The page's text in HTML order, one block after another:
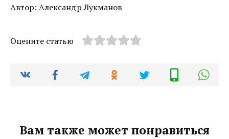
Автор: Александр Лукманов
Оцените статью
Вам также может понравиться